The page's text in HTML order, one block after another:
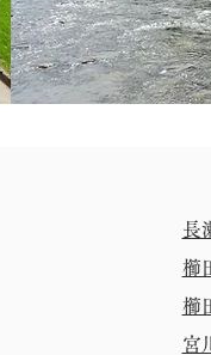
長
櫛
櫛
宮